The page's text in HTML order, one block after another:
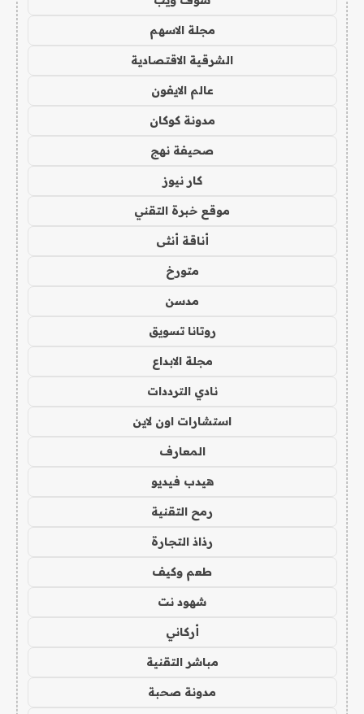
مجلة الاسهم
الشرقية الاقتصادية
عالم الايفون
مدونة كوكان
صحيفة نهج
كار نيوز
موقع خبرة التقني
أناقة أنثى
متورخ
مدسن
روتانا تسويق
مجلة الابداع
نادي الترددات
استشارات اون لاين
المعارف
هيدب فيديو
رمح التقنية
رذاذ التجارة
طعم وكيف
شهود نت
أركاني
مباشر التقنية
مدونة صحبة